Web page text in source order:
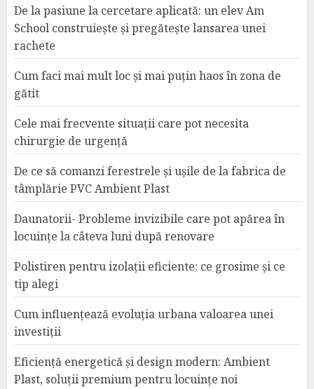
De la pasiune la cercetare aplicată: un elev Am
School construiește și pregătește lansarea unei
rachete
Cum faci mai mult loc și mai puțin haos în zona de
gătit
Cele mai frecvente situații care pot necesita
chirurgie de urgență
De ce să comanzi ferestrele și ușile de la fabrica de
tâmplărie PVC Ambient Plast
Daunatorii- Probleme invizibile care pot apărea în
locuințe la câteva luni după renovare
Polistiren pentru izolații eficiente: ce grosime și ce
tip alegi
Cum influențează evoluția urbana valoarea unei
investiții
Eficiență energetică și design modern: Ambient
Plast, soluții premium pentru locuințe noi